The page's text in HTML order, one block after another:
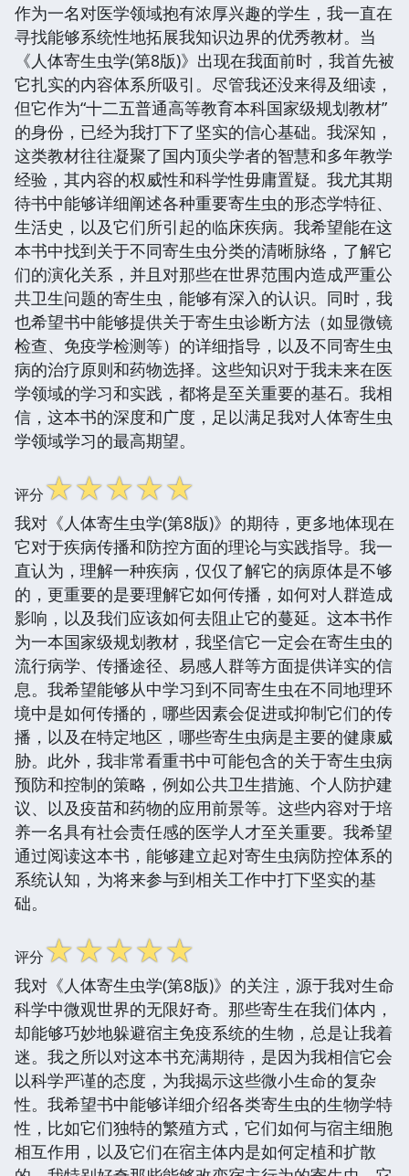
作为一名对医学领域抱有浓厚兴趣的学生，我一直在
寻找能够系统性地拓展我知识边界的优秀教材。当
《人体寄生虫学(第8版)》出现在我面前时，我首先被
它扎实的内容体系所吸引。尽管我还没来得及细读，
但它作为“十二五普通高等教育本科国家级规划教材”
的身份，已经为我打下了坚实的信心基础。我深知，
这类教材往往凝聚了国内顶尖学者的智慧和多年教学
经验，其内容的权威性和科学性毋庸置疑。我尤其期
待书中能够详细阐述各种重要寄生虫的形态学特征、
生活史，以及它们所引起的临床疾病。我希望能在这
本书中找到关于不同寄生虫分类的清晰脉络，了解它
们的演化关系，并且对那些在世界范围内造成严重公
共卫生问题的寄生虫，能够有深入的认识。同时，我
也希望书中能够提供关于寄生虫诊断方法（如显微镜
检查、免疫学检测等）的详细指导，以及不同寄生虫
病的治疗原则和药物选择。这些知识对于我未来在医
学领域的学习和实践，都将是至关重要的基石。我相
信，这本书的深度和广度，足以满足我对人体寄生虫
学领域学习的最高期望。
评分☆☆☆☆☆
我对《人体寄生虫学(第8版)》的期待，更多地体现在
它对于疾病传播和防控方面的理论与实践指导。我一
直认为，理解一种疾病，仅仅了解它的病原体是不够
的，更重要的是要理解它如何传播，如何对人群造成
影响，以及我们应该如何去阻止它的蔓延。这本书作
为一本国家级规划教材，我坚信它一定会在寄生虫的
流行病学、传播途径、易感人群等方面提供详实的信
息。我希望能够从中学习到不同寄生虫在不同地理环
境中是如何传播的，哪些因素会促进或抑制它们的传
播，以及在特定地区，哪些寄生虫病是主要的健康威
胁。此外，我非常看重书中可能包含的关于寄生虫病
预防和控制的策略，例如公共卫生措施、个人防护建
议、以及疫苗和药物的应用前景等。这些内容对于培
养一名具有社会责任感的医学人才至关重要。我希望
通过阅读这本书，能够建立起对寄生虫病防控体系的
系统认知，为将来参与到相关工作中打下坚实的基
础。
评分☆☆☆☆☆
我对《人体寄生虫学(第8版)》的关注，源于我对生命
科学中微观世界的无限好奇。那些寄生在我们体内，
却能够巧妙地躲避宿主免疫系统的生物，总是让我着
迷。我之所以对这本书充满期待，是因为我相信它会
以科学严谨的态度，为我揭示这些微小生命的复杂
性。我希望书中能够详细介绍各类寄生虫的生物学特
性，比如它们独特的繁殖方式，它们如何与宿主细胞
相互作用，以及它们在宿主体内是如何定植和扩散